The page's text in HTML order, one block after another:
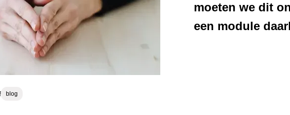
Categorie
blog
moeten we dit
een module